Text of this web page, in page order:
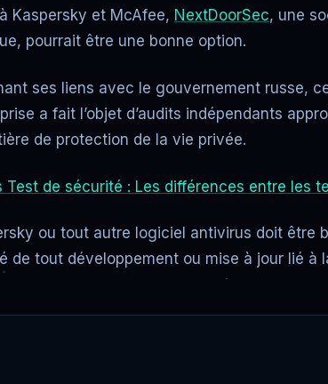
Kaspersky et McAfee, NextDoorSec, une
pourrait être une bonne option.
ses liens avec le gouvernement
a fait l’objet d’audits indépendants
de protection de la vie privée.
Test de sécurité : Les différences entre les
ou tout autre logiciel antivirus doit
de tout développement ou mise à jour lié à